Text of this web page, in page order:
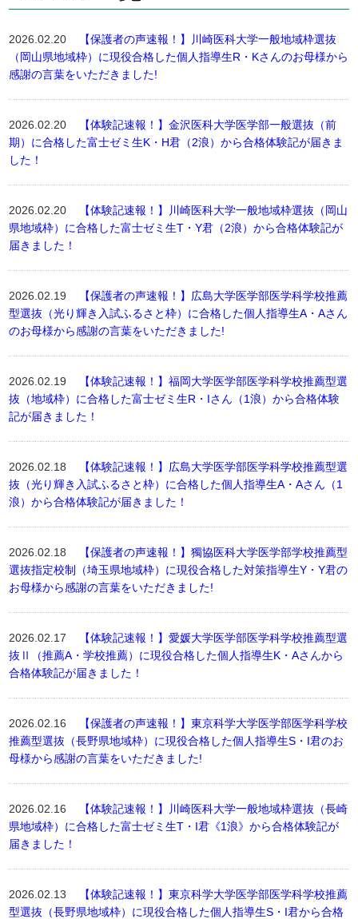
2026.02.20
【保護者の声速報！】川崎医科大学一般地域枠選抜
（岡山県地域枠）に現役合格した個人指導生R・Kさんのお母様から
感謝の言葉をいただきました!
2026.02.20
【体験記速報！】金沢医科大学医学部一般選抜（前
期）に合格した富士ゼミ生K・H君（2浪）から合格体験記が届きま
した！
2026.02.20
【体験記速報！】川崎医科大学一般地域枠選抜（岡山
県地域枠）に合格した富士ゼミ生T・Y君（2浪）から合格体験記が
届きました！
2026.02.19
【保護者の声速報！】広島大学医学部医学科学校推薦
型選抜（光り輝き入試ふるさと枠）に合格した個人指導生A・Aさん
のお母様から感謝の言葉をいただきました!
2026.02.19
【体験記速報！】福岡大学医学部医学科学校推薦型選
抜（地域枠）に合格した富士ゼミ生R・Iさん（1浪）から合格体験
記が届きました！
2026.02.18
【体験記速報！】広島大学医学部医学科学校推薦型選
抜（光り輝き入試ふるさと枠）に合格した個人指導生A・Aさん（1
浪）から合格体験記が届きました！
2026.02.18
【保護者の声速報！】獨協医科大学医学部学校推薦型
選抜指定校制（埼玉県地域枠）に現役合格した対策指導生Y・Y君の
お母様から感謝の言葉をいただきました!
2026.02.17
【体験記速報！】愛媛大学医学部医学科学校推薦型選
抜Ⅱ（推薦A・学校推薦）に現役合格した個人指導生K・Aさんから
合格体験記が届きました！
2026.02.16
【保護者の声速報！】東京科学大学医学部医学科学校
推薦型選抜（長野県地域枠）に現役合格した個人指導生S・I君のお
母様から感謝の言葉をいただきました!
2026.02.16
【体験記速報！】川崎医科大学一般地域枠選抜（長崎
県地域枠）に合格した富士ゼミ生T・I君《1浪》から合格体験記が
届きました！
2026.02.13
【体験記速報！】東京科学大学医学部医学科学校推薦
型選抜（長野県地域枠）に現役合格した個人指導生S・I君から合格